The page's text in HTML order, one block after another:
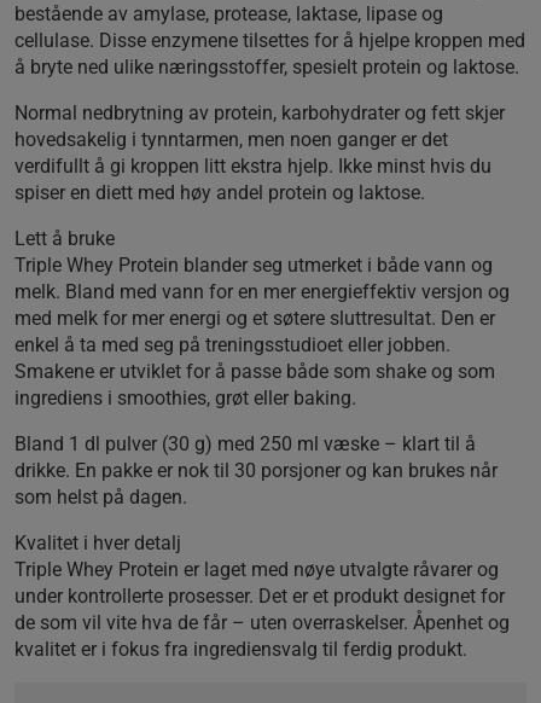
bestående av amylase, protease, laktase, lipase og
cellulase. Disse enzymene tilsettes for å hjelpe kroppen med
å bryte ned ulike næringsstoffer, spesielt protein og laktose.
Normal nedbrytning av protein, karbohydrater og fett skjer
hovedsakelig i tynntarmen, men noen ganger er det
verdifullt å gi kroppen litt ekstra hjelp. Ikke minst hvis du
spiser en diett med høy andel protein og laktose.
Lett å bruke
Triple Whey Protein blander seg utmerket i både vann og
melk. Bland med vann for en mer energieffektiv versjon og
med melk for mer energi og et søtere sluttresultat. Den er
enkel å ta med seg på treningsstudioet eller jobben.
Smakene er utviklet for å passe både som shake og som
ingrediens i smoothies, grøt eller baking.
Bland 1 dl pulver (30 g) med 250 ml væske – klart til å
drikke. En pakke er nok til 30 porsjoner og kan brukes når
som helst på dagen.
Kvalitet i hver detalj
Triple Whey Protein er laget med nøye utvalgte råvarer og
under kontrollerte prosesser. Det er et produkt designet for
de som vil vite hva de får – uten overraskelser. Åpenhet og
kvalitet er i fokus fra ingrediensvalg til ferdig produkt.